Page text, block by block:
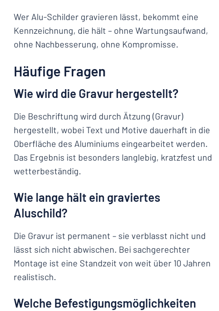
Wer Alu-Schilder gravieren lässt, bekommt eine
Kennzeichnung, die hält – ohne Wartungsaufwand,
ohne Nachbesserung, ohne Kompromisse.
Häufige Fragen
Wie wird die Gravur hergestellt?
Die Beschriftung wird durch Ätzung (Gravur)
hergestellt, wobei Text und Motive dauerhaft in die
Oberfläche des Aluminiums eingearbeitet werden.
Das Ergebnis ist besonders langlebig, kratzfest und
wetterbeständig.
Wie lange hält ein graviertes
Aluschild?
Die Gravur ist permanent – sie verblasst nicht und
lässt sich nicht abwischen. Bei sachgerechter
Montage ist eine Standzeit von weit über 10 Jahren
realistisch.
Welche Befestigungsmöglichkeiten